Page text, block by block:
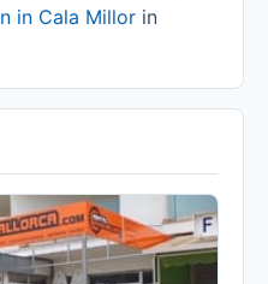
in Cala Millor in